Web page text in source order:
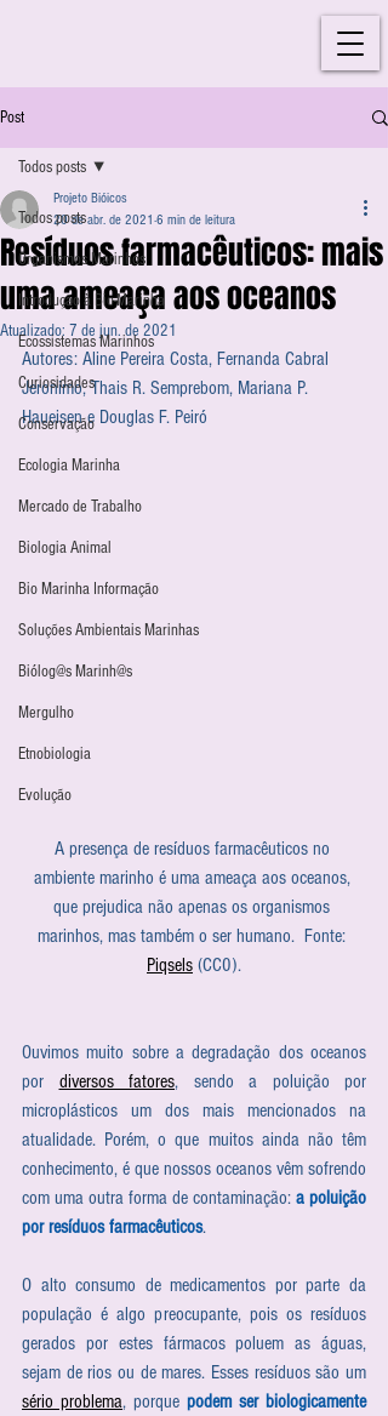
Post
Todos posts
Organismos Marinhos
Introdução à Bio-Marinha
Ecossistemas Marinhos
Curiosidades
Conservação
Ecologia Marinha
Mercado de Trabalho
Biologia Animal
Bio Marinha Informação
Soluções Ambientais Marinhas
Biólog@s Marinh@s
Mergulho
Etnobiologia
Evolução
Todos posts
Resíduos farmacêuticos: mais
uma ameaça aos oceanos
Projeto Bióicos
20 de abr. de 2021 6 min de leitura
Atualizado: 7 de jun. de 2021
Autores: Aline Pereira Costa, Fernanda Cabral
Jeronimo, Thais R. Semprebom, Mariana P.
Haueisen e Douglas F. Peiró
A presença de resíduos farmacêuticos no
ambiente marinho é uma ameaça aos oceanos,
que prejudica não apenas os organismos
marinhos, mas também o ser humano.  Fonte:
Piqsels (CC0).
Ouvimos muito sobre a degradação dos oceanos
por diversos fatores, sendo a poluição por
microplásticos um dos mais mencionados na
atualidade. Porém, o que muitos ainda não têm
conhecimento, é que nossos oceanos vêm sofrendo
com uma outra forma de contaminação: a poluição
por resíduos farmacêuticos.
O alto consumo de medicamentos por parte da
população é algo preocupante, pois os resíduos
gerados por estes fármacos poluem as águas,
sério problema, porque podem ser biologicamente